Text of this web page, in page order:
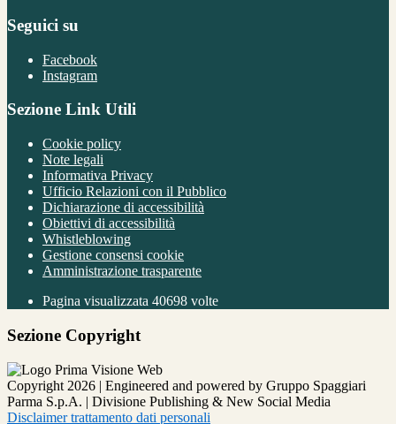
Seguici su
Facebook
Instagram
Sezione Link Utili
Cookie policy
Note legali
Informativa Privacy
Ufficio Relazioni con il Pubblico
Dichiarazione di accessibilità
Obiettivi di accessibilità
Whistleblowing
Gestione consensi cookie
Amministrazione trasparente
Pagina visualizzata 40698 volte
Sezione Copyright
Copyright 2026 | Engineered and powered by Gruppo Spaggiari
Parma S.p.A. | Divisione Publishing & New Social Media
Disclaimer trattamento dati personali